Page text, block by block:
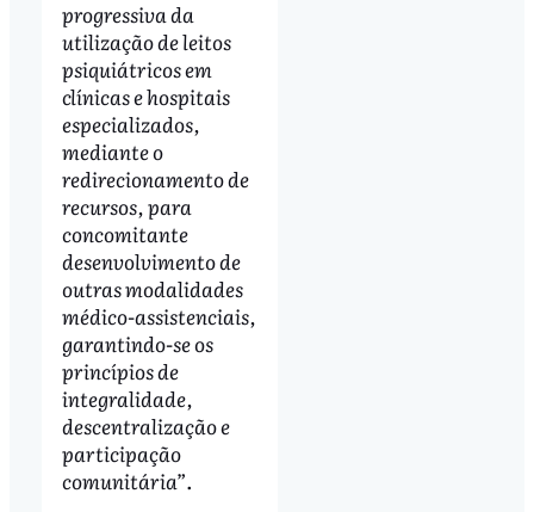
progressiva da
utilização de leitos
psiquiátricos em
clínicas e hospitais
especializados,
mediante o
redirecionamento de
recursos, para
concomitante
desenvolvimento de
outras modalidades
médico-assistenciais,
garantindo-se os
princípios de
integralidade,
descentralização e
participação
comunitária”.